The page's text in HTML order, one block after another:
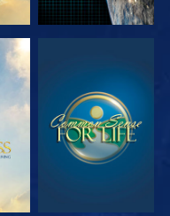
СМОТРЕТЬ